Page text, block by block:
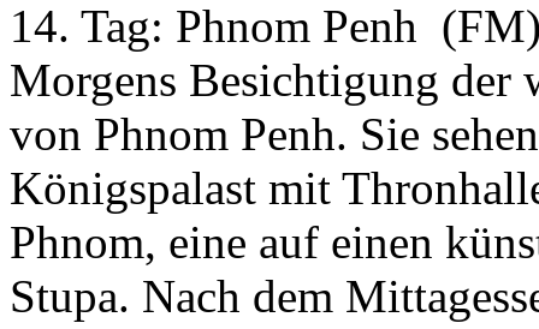
14. Tag: Phnom Penh
Morgens Besichtigung der
von Phnom Penh. Sie
Königspalast mit
Phnom, eine auf einen
Stupa. Nach dem